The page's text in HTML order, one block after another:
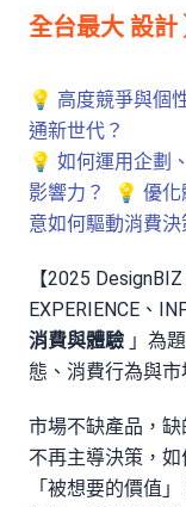
全台最大 設
💡 高度競爭與個
通新世代？
💡 如何運用企劃
影響力？
💡 優化
意如何驅動消費決
【2025
EXPERIENCE、
消費與體驗 」為
態、消費行為與市
市場不缺產品，
不再主導決策，
「被想要的價值